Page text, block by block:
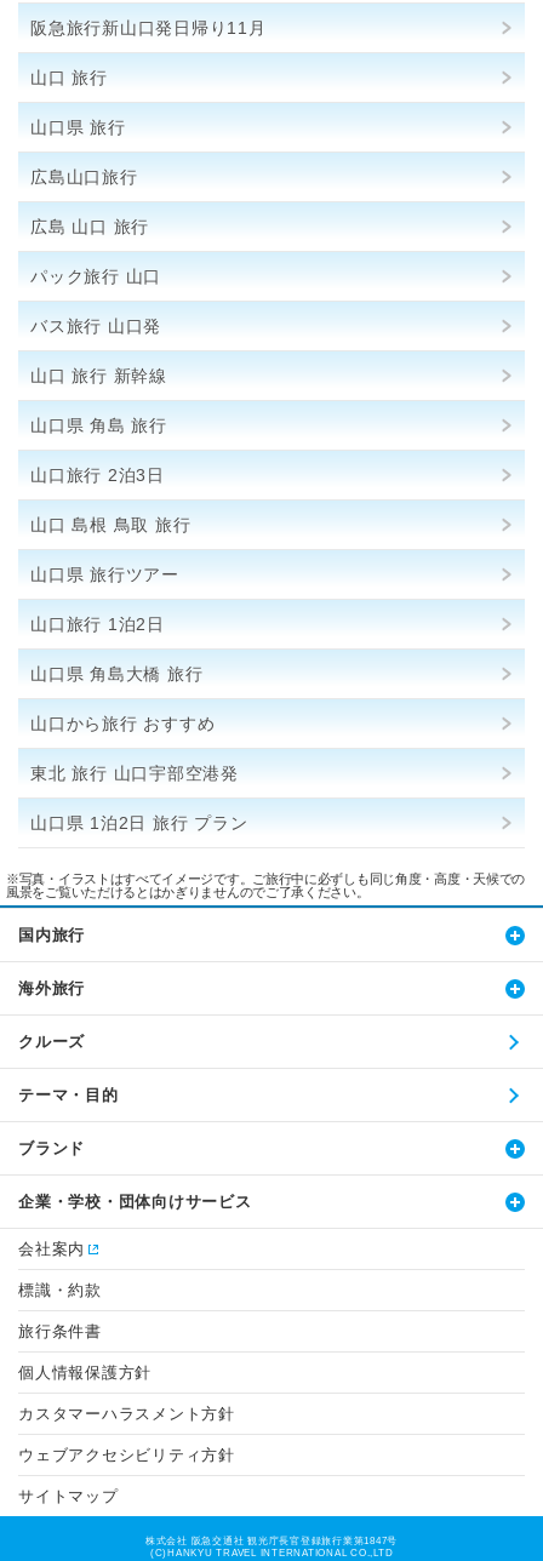
阪急旅行新山口発日帰り11月
山口 旅行
山口県 旅行
広島山口旅行
広島 山口 旅行
パック旅行 山口
バス旅行 山口発
山口 旅行 新幹線
山口県 角島 旅行
山口旅行 2泊3日
山口 島根 鳥取 旅行
山口県 旅行ツアー
山口旅行 1泊2日
山口県 角島大橋 旅行
山口から旅行 おすすめ
東北 旅行 山口宇部空港発
山口県 1泊2日 旅行 プラン
※写真・イラストはすべてイメージです。ご旅行中に必ずしも同じ角度・高度・天候での
風景をご覧いただけるとはかぎりませんのでご了承ください。
国内旅行
海外旅行
クルーズ
テーマ・目的
ブランド
企業・学校・団体向けサービス
会社案内
標識・約款
旅行条件書
個人情報保護方針
カスタマーハラスメント方針
ウェブアクセシビリティ方針
サイトマップ
株式会社 阪急交通社 観光庁長官登録旅行業第1847号
(C)HANKYU TRAVEL INTERNATIONAL CO.,LTD